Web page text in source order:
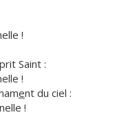
!
Saint :
!
ent du ciel :
!